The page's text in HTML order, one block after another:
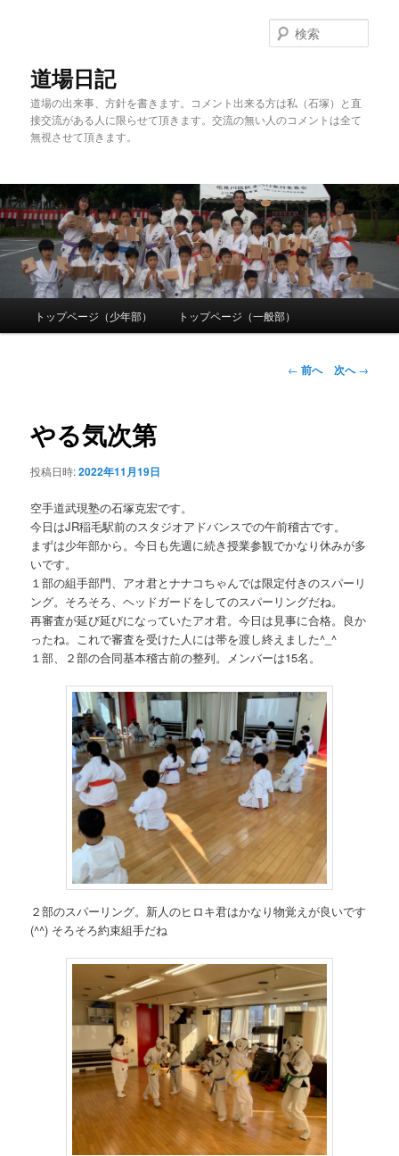
道場日記
道場の出来事、方針を書きます。コメント出来る方は私（石塚）と直
接交流がある人に限らせて頂きます。交流の無い人のコメントは全て
無視させて頂きます。
索
メ
コ
ン
テ
ン
ツ
へ
移
トップページ（少年部） トップページ（一般部）
投← 前へ 次へ→
やる気次第
投稿日時:2022年11月19日
空手道武現塾の石塚克宏です。
今日はJR稲毛駅前のスタジオアドバンスでの午前稽古です。
まずは少年部から。今日も先週に続き授業参観でかなり休みが多
いです。
１部の組手部門、アオ君とナナコちゃんでは限定付きのスパーリ
ング。そろそろ、ヘッドガードをしてのスパーリングだね。
再審査が延び延びになっていたアオ君。今日は見事に合格。良か
ったね。これで審査を受けた人には帯を渡し終えました^_^
１部、２部の合同基本稽古前の整列。メンバーは15名。
２部のスパーリング。新人のヒロキ君はかなり物覚えが良いです
(^^) そろそろ約束組手だね